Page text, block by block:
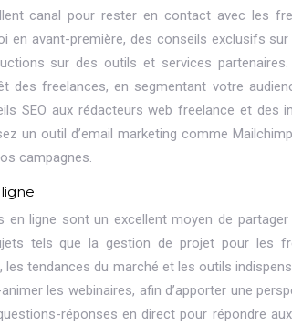
canal pour rester en contact avec les
en avant-première, des conseils exclusifs
sur des outils et services
des freelances, en segmentant votre
SEO aux rédacteurs web freelance et
un outil d’email marketing comme
campagnes.
en ligne sont un excellent moyen de
tels que la gestion de projet pour les
tendances du marché et les outils
les webinaires, afin d’apporter une
réponses en direct pour répondre